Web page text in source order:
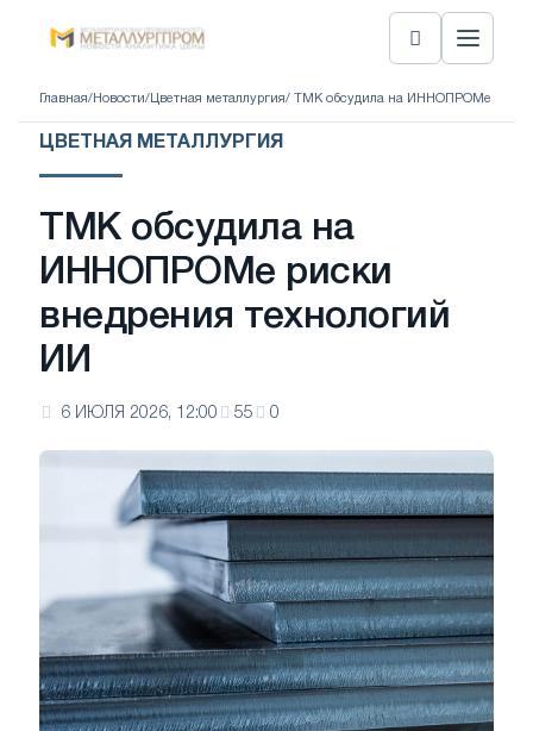
Главная/ Новости/ Цветная металлургия/ ТМК обсудила на ИННОПРОМе риски
ЦВЕТНАЯ МЕТАЛЛУРГИЯ
ТМК обсудила на
ИННОПРОМе риски
внедрения технологий
ИИ
6 ИЮЛЯ 2026, 12:00 55 0